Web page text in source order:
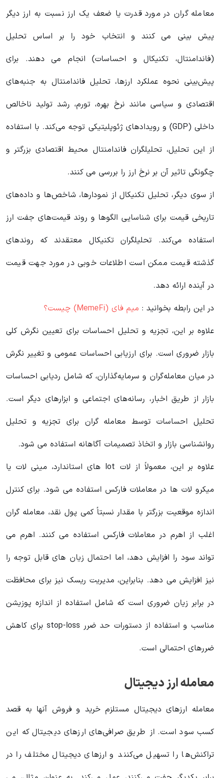
معامله گران در مورد قدرت یا ضعف یک ارز نسبت به ارز دیگر
پیش بینی می کنند و انتخاب خود را بر اساس تحلیل
(فاندامنتال، تکنیکال و احساسات) انجام می دهند. برای
پیش‌بینی نحوه عملکرد ارزها، تحلیل فاندامنتال به جنبه‌های
اقتصادی و سیاسی مانند نرخ بهره، تورم، رشد تولید ناخالص
داخلی (GDP) و رویدادهای ژئوپلیتیکی توجه می‌کند. با استفاده
از این تحلیل، تحلیلگران فاندامنتال محیط اقتصادی بزرگتر و
چگونگی تاثیر آن بر نرخ ارز را بررسی می کنند.
از سوی دیگر، تحلیل تکنیکال از نمودارها، شاخص‌ها و داده‌های
تاریخی قیمت برای شناسایی الگوها و روند قیمت‌های جفت ارز
استفاده می‌کند. تحلیلگران تکنیکال معتقدند که روندهای
گذشته قیمت ممکن است اطلاعات خوبی در مورد جهت قیمت
در آینده ارائه دهد.
در این رابطه بخوانید‌ : میم فای (MemeFi) چیست؟
علاوه بر این، تجزیه و تحلیل احساسات برای تعیین نگرش کلی
بازار ضروری است. برای ارزیابی احساسات عمومی و تغییر نگرش
در میان معامله‌گران و سرمایه‌گذاران، که شامل ردیابی احساسات
بازار از طریق اخبار، رسانه‌های اجتماعی و ابزارهای دیگر است.
تحلیل احساسات توسط معامله گران برای تجزیه و تحلیل
روانشناسی بازار و اتخاذ تصمیمات آگاهانه استفاده می شود.
علاوه بر این، معمولاً از لات lot های استاندارد، مینی لات یا
میکرو لات ها در معاملات فارکس استفاده می شود. برای کنترل
اندازه موقعیت بزرگتر با مقدار نسبتاً کمی پول نقد، معامله گران
اغلب از اهرم در معاملات فارکس استفاده می کنند. اهرم می
تواند سود را افزایش دهد، اما احتمال زیان های قابل توجه را
نیز افزایش می دهد. بنابراین، مدیریت ریسک نیز برای محافظت
در برابر زیان ضروری است که شامل استفاده از اندازه پوزیشن
مناسب و استفاده از دستورات حد ضرر stop-loss برای کاهش
ضررهای احتمالی است.
معامله ارز دیجیتال
معامله ارزهای دیجیتال مستلزم خرید و فروش آنها به قصد
کسب سود است. از طریق صرافی‌های ارزهای دیجیتال که این
تراکنش‌ها را تسهیل می‌کنند و ارزهای دیجیتال مختلف را در